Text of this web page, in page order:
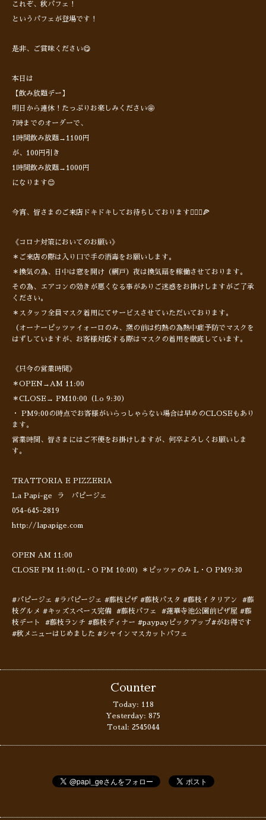
これぞ、秋パフェ！
というパフェが登場です！
是非、ご賞味ください😋
本日は
【飲み放題デー】
明日から連休！たっぷりお楽しみください🤩
7時までのオーダーで、
1時間飲み放題→1100円
が、100円引き
1時間飲み放題→1000円
になります😊
今宵、皆さまのご来店ドキドキしてお待ちしております🙋🏻‍♂️🍕
《コロナ対策においてのお願い》
＊ご来店の際は入り口で手の消毒をお願いします。
＊換気の為、日中は窓を開け（網戸）夜は換気扇を稼働させております。
その為、エアコンの効きが悪くなる事がありご迷惑をお掛けしますがご了承
ください。
＊スタッフ全員マスク着用にてサービスさせていただいております。
（オーナーピッツァイォーロのみ、窯の前は灼熱の為熱中症予防でマスクを
はずしていますが、お客様対応する際はマスクの着用を徹底しています。
《只今の営業時間》
＊OPEN→AM 11:00
＊CLOSE→ PM10:00（l.o 9:30）
・ PM9:00の時点でお客様がいらっしゃらない場合は早めのCLOSEもあり
ます。
営業時間、皆さまにはご不便をお掛けしますが、何卒よろしくお願いしま
す。
TRATTORIA E PIZZERIA
La Papi-ge ラ パピージェ
054-645-2819
http://lapapige.com
OPEN AM 11:00
CLOSE PM 11:00(L・O PM 10:00) ＊ピッツァのみ L・O PM9:30
#パピージェ #ラパピージェ #藤枝ピザ #藤枝パスタ #藤枝イタリアン #藤
枝グルメ #キッズスペース完備 #藤枝パフェ #蓮華寺池公園前ピザ屋 #藤
枝デート #藤枝ランチ #藤枝ディナー #paypayピックアップ#がお得です
#秋メニューはじめました #シャインマスカットパフェ
Counter
Today: 118
Yesterday: 875
Total: 2545044